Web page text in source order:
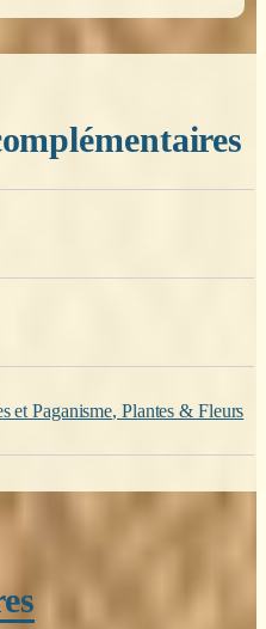
et Paganisme, Plantes & Fleurs